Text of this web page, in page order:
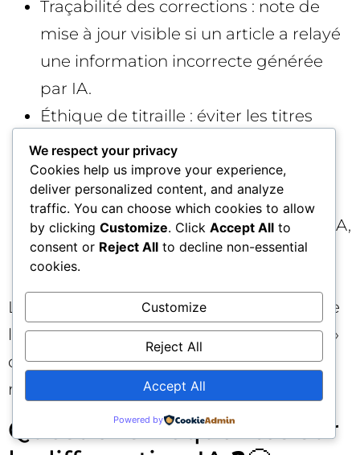
Traçabilité des corrections : note de
mise à jour visible si un article a relayé
une information incorrecte générée
par IA.
Éthique de titraille : éviter les titres
catégoriques fondés sur des extraits
d’IA sans preuves documentées.
Coordination juridique : former les
équipes aux bases de la diffamation IA,
au DSA et aux procédures de
Le journalisme devient un rempart contre
les histoires « trop belles pour être vraies »
que les modèles produisent parfois. Son
rôle critique n’a jamais été aussi actuel. 🧭
Questions fréquentes sur
We respect your privacy
Cookies help us improve your experience,
deliver personalized content, and analyze
traffic. You can choose which cookies to allow
by clicking Customize. Click Accept All to
consent or Reject All to decline non-essential
cookies.
Customize
Reject All
Accept All
Powered by